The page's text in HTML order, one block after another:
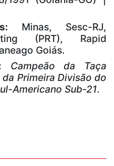
Minas, Sesc-RJ,
(PRT), Rapid
Goiás.
Campeão da Taça
Primeira Divisão do
Americano Sub-21.